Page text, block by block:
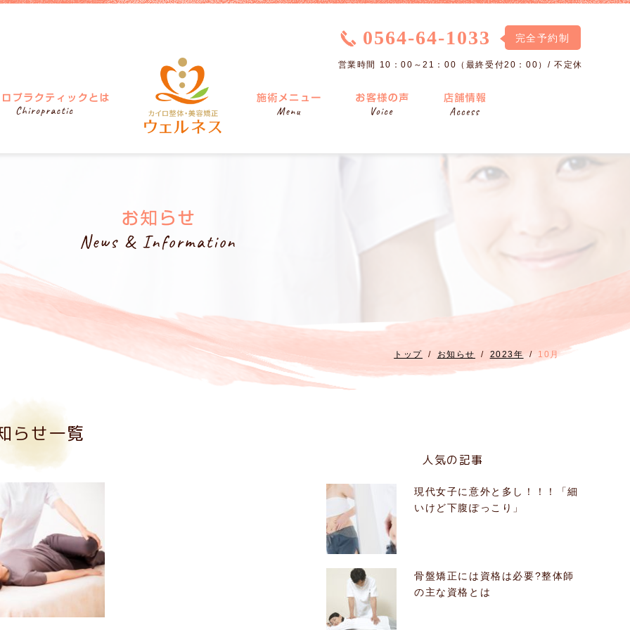
0564-64-1033 完全予約制
営業時間 10：00～21：00（最終受付20：00）/ 不定休
トップ お知らせ 2023年 10月
らせ一覧
人気の記事
現代女子に意外と多し！！！「細
いけど下腹ぽっこり」
骨盤矯正には資格は必要?整体師
の主な資格とは